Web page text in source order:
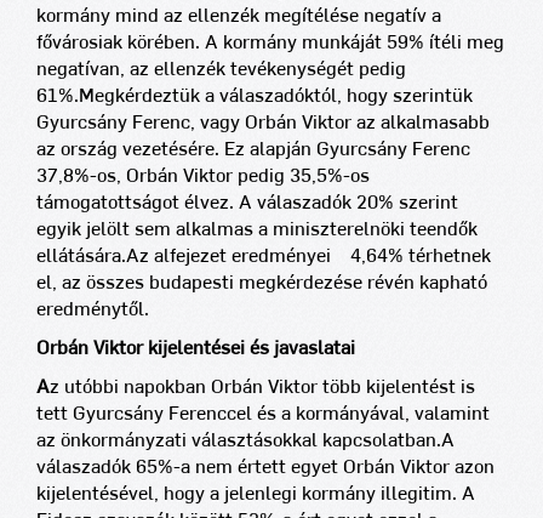
kormány mind az ellenzék megítélése negatív a
fővárosiak körében. A kormány munkáját 59% ítéli meg
negatívan, az ellenzék tevékenységét pedig
61%.Megkérdeztük a válaszadóktól, hogy szerintük
Gyurcsány Ferenc, vagy Orbán Viktor az alkalmasabb
az ország vezetésére. Ez alapján Gyurcsány Ferenc
37,8%-os, Orbán Viktor pedig 35,5%-os
támogatottságot élvez. A válaszadók 20% szerint
egyik jelölt sem alkalmas a miniszterelnöki teendők
ellátására.Az alfejezet eredményei ± 4,64% térhetnek
el, az összes budapesti megkérdezése révén kapható
eredménytől.
Orbán Viktor kijelentései és javaslatai
Az utóbbi napokban Orbán Viktor több kijelentést is
tett Gyurcsány Ferenccel és a kormányával, valamint
az önkormányzati választásokkal kapcsolatban.A
válaszadók 65%-a nem értett egyet Orbán Viktor azon
kijelentésével, hogy a jelenlegi kormány illegitim. A